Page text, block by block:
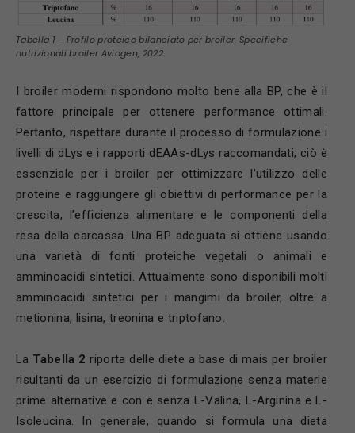
Tabella 1 – Profilo proteico bilanciato per broiler. Specifiche
nutrizionali broiler Aviagen, 2022
I broiler moderni rispondono molto bene alla BP, che è il
fattore principale per ottenere performance ottimali.
Pertanto, rispettare durante il processo di formulazione i
livelli di dLys e i rapporti dEAAs-dLys raccomandati; ciò è
essenziale per i broiler per ottimizzare l’utilizzo delle
proteine e raggiungere gli obiettivi di performance per la
crescita, l’efficienza alimentare e le componenti della
resa della carcassa. Una BP adeguata si ottiene usando
una varietà di fonti proteiche vegetali o animali e
amminoacidi sintetici. Attualmente sono disponibili molti
amminoacidi sintetici per i mangimi da broiler, oltre a
metionina, lisina, treonina e triptofano.
La Tabella 2 riporta delle diete a base di mais per broiler
risultanti da un esercizio di formulazione senza materie
prime alternative e con e senza L-Valina, L-Arginina e L-
Isoleucina. In generale, quando si formula una dieta